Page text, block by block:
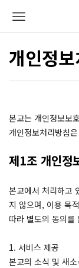
개인정
본교는 개인정보보
개인정보처리방침
제1조 개인정
본교에서 처리하고
지 않으며, 이용 목
따라 별도의 동의를
1. 서비스 제공
본교의 소식 및 새